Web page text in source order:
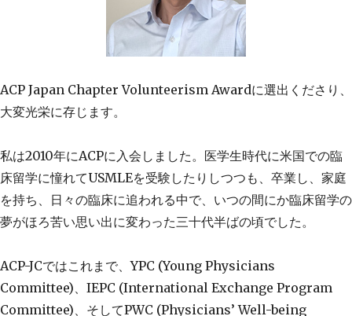
ACP Japan Chapter Volunteerism Awardに選出くださり、
大変光栄に存じます。
私は2010年にACPに入会しました。医学生時代に米国での臨
床留学に憧れてUSMLEを受験したりしつつも、卒業し、家庭
を持ち、日々の臨床に追われる中で、いつの間にか臨床留学の
夢がほろ苦い思い出に変わった三十代半ばの頃でした。
ACP-JCではこれまで、YPC (Young Physicians
Committee)、IEPC (International Exchange Program
Committee)、そしてPWC (Physicians’ Well-being